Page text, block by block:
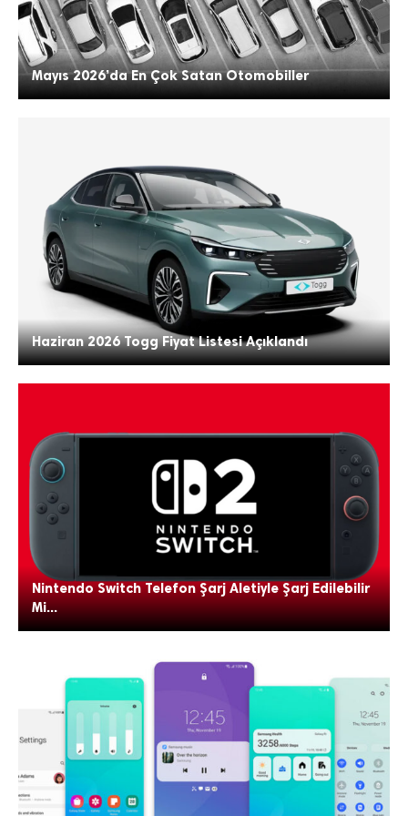
Mayıs 2026’da En Çok Satan Otomobiller
Haziran 2026 Togg Fiyat Listesi Açıklandı
Nintendo Switch Telefon Şarj Aletiyle Şarj Edilebilir
Mi...